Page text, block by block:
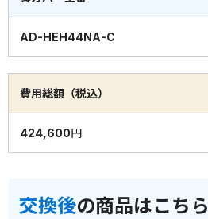
AD-HEH44NA-C
費用総額（税込）
424,600円
交換後の商品はこちら